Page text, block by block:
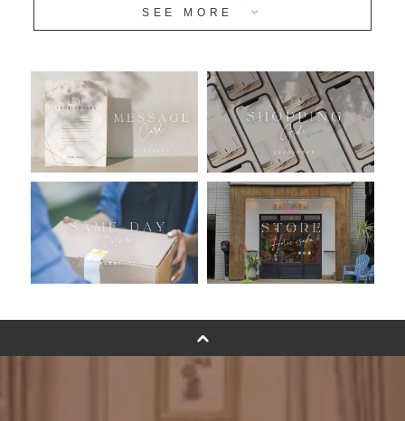
安心のチャビーバルーン
おすすめ商品
バルーン自動販売機
浮くバルーンオーダーメイド - coming soonn -
卓上バルーンオーダーメイド
ムーンリットバルーンについて
その他オーダーメイド
バルーンフラワーブーケについて
プリントフォント詳細＆使用例
SEE MORE